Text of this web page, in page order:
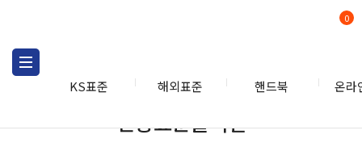
KS표준 해외표준 핸드북 온라
0
인증표준콜렉션